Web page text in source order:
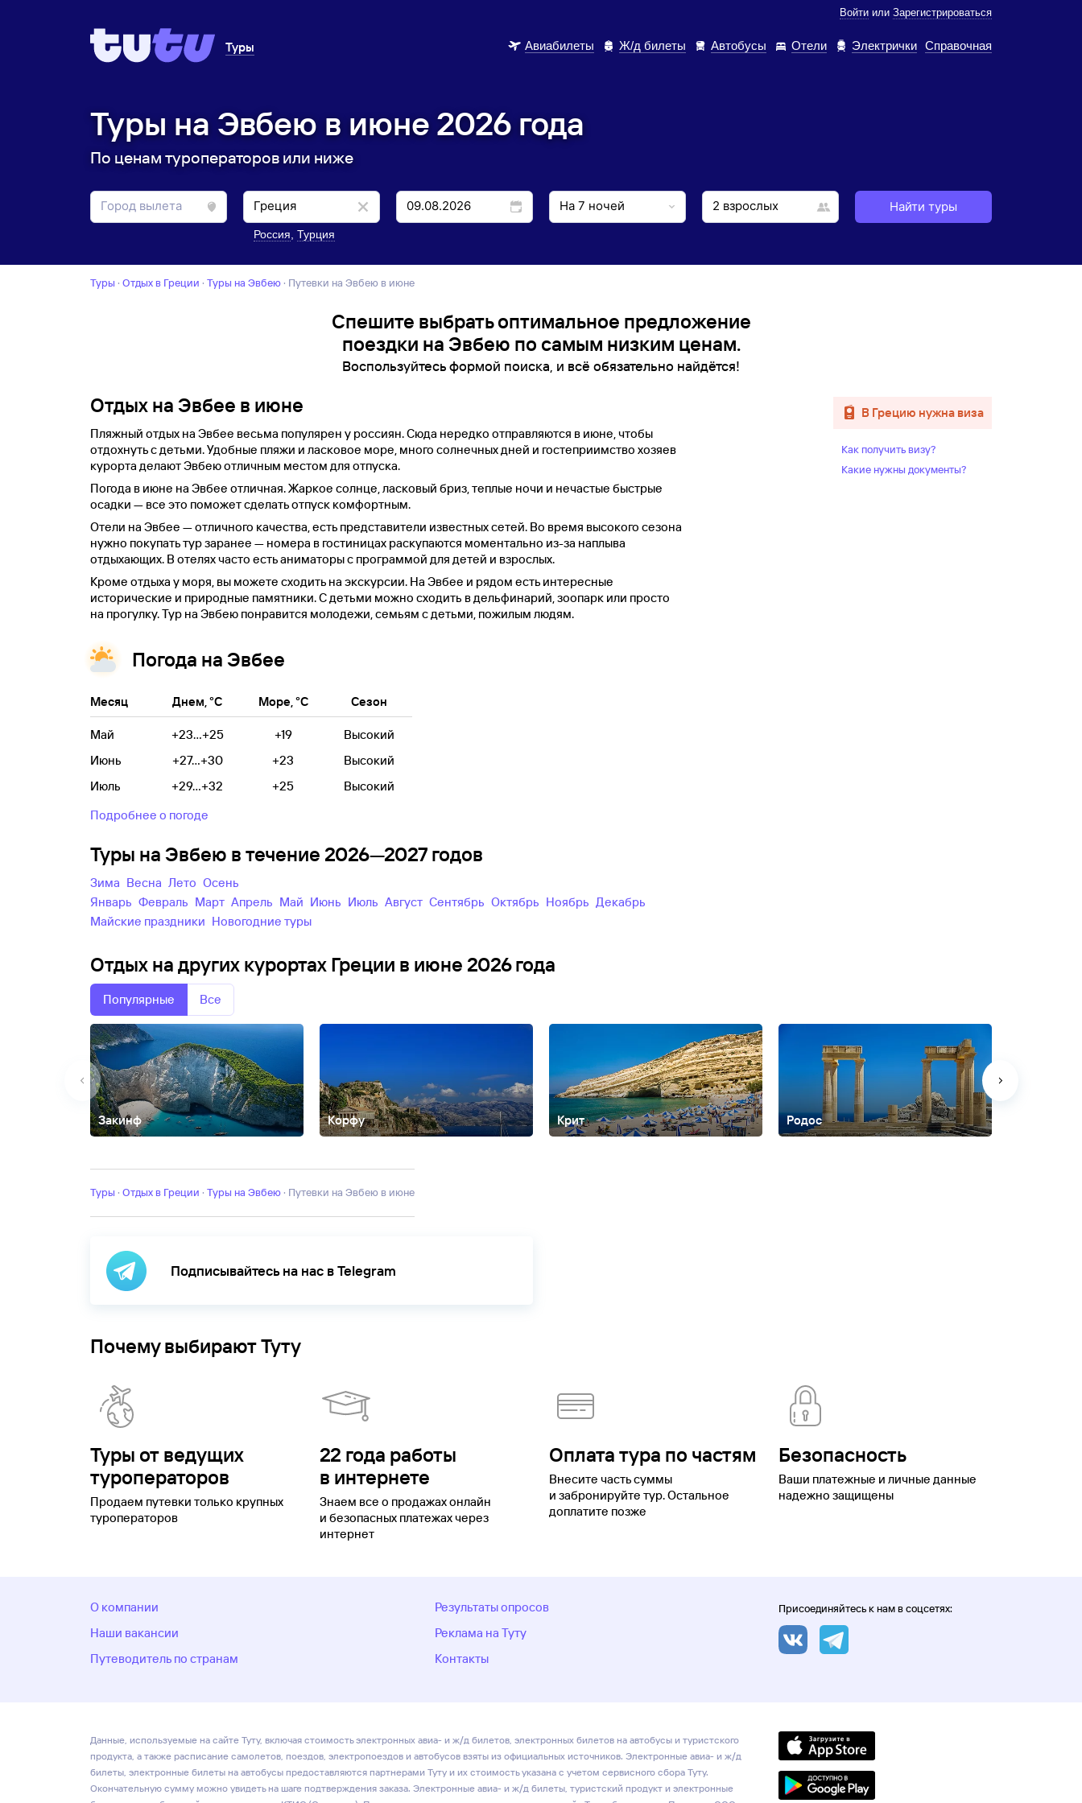
Войти или Зарегистрироваться
Туры Авиабилеты Ж/д билеты Автобусы Отели Электрички Справочная
Туры на Эвбею в июне 2026 года
По ценам туроператоров или ниже
Россия Турция
Найти туры
Туры · Отдых в Греции · Туры на Эвбею · Путевки на Эвбею в июне
Спешите выбрать оптимальное предложение
поездки на Эвбею по самым низким ценам.
Воспользуйтесь формой поиска, и всё обязательно найдётся!
Отдых на Эвбее в июне
Пляжный отдых на Эвбее весьма популярен у россиян. Сюда нередко отправляются в июне, чтобы
отдохнуть с детьми. Удобные пляжи и ласковое море, много солнечных дней и гостеприимство хозяев
курорта делают Эвбею отличным местом для отпуска.
Погода в июне на Эвбее отличная. Жаркое солнце, ласковый бриз, теплые ночи и нечастые быстрые
осадки — все это поможет сделать отпуск комфортным.
Отели на Эвбее — отличного качества, есть представители известных сетей. Во время высокого сезона
нужно покупать тур заранее — номера в гостиницах раскупаются моментально из-за наплыва
отдыхающих. В отелях часто есть аниматоры с программой для детей и взрослых.
Кроме отдыха у моря, вы можете сходить на экскурсии. На Эвбее и рядом есть интересные
исторические и природные памятники. С детьми можно сходить в дельфинарий, зоопарк или просто
на прогулку. Тур на Эвбею понравится молодежи, семьям с детьми, пожилым людям.
в Грецию нужна виза
Как получить визу?
Какие нужны документы?
Погода на Эвбее
Месяц Днем, °C Море, °C Сезон
Май +23...+25 +19
Высокий
Июнь
+27...+30 +23
Высокий
Июль
+29...+32 +25
Высокий
Подробнее о погоде
Туры на Эвбею в течение 2026—2027 годов
зима весна лето
осень
Январь
Февраль Март Апрель Май Июнь Июль Август Сентябрь Октябрь Ноябрь
Декабрь
майские праздники
новогодние туры
Отдых на других курортах Греции в июне 2026 года
Популярные Все
Закинф Корфу Крит Родос
Туры · Отдых в Греции · Туры на Эвбею · Путевки на Эвбею в июне
Подписывайтесь на нас в Telegram
Почему выбирают Туту
Туры от ведущих
туроператоров
Продаем путевки только крупных
туроператоров
22 года работы
в интернете
Знаем все о продажах онлайн
и безопасных платежах через
интернет
Оплата тура по частям
Внесите часть суммы
и забронируйте тур. Остальное
доплатите позже
Безопасность
Ваши платежные и личные данные
надежно защищены
О компании
Наши вакансии
Путеводитель по странам
Результаты опросов
Реклама на Туту
Контакты
Присоединяйтесь к нам в соцсетях:
Данные, используемые на сайте Туту, включая стоимость электронных авиа- и ж/д билетов, электронных билетов на автобусы и туристского
продукта, а также расписание самолетов, поездов, электропоездов и автобусов взяты из официальных источников. Электронные авиа- и ж/д
билеты, электронные билеты на автобусы предоставляются партнерами Туту и их стоимость указана с учетом сервисного сбора Туту.
Окончательную сумму можно увидеть на шаге подтверждения заказа. Электронные авиа- и ж/д билеты, туристский продукт и электронные